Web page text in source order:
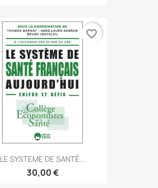
LE SYSTEME DE SANTÉ...
30,00 €
favorite_border